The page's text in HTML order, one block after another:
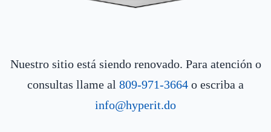
Nuestro sitio está siendo renovado. Para atención o
consultas llame al 809-971-3664 o escriba a
info@hyperit.do